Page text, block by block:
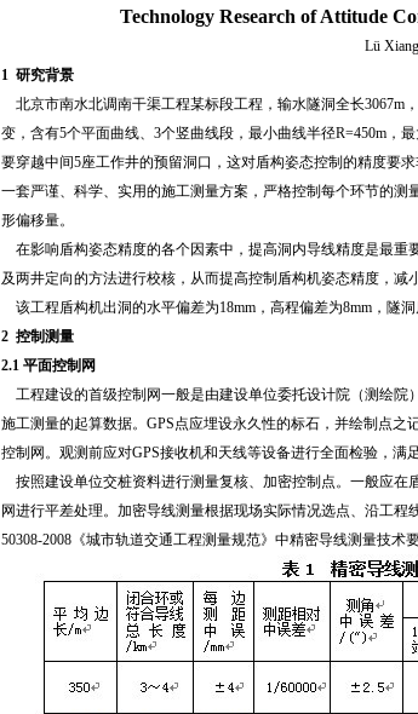
Technology Research of Attitude
Lü
1 研究背景
北京市南水北调南干渠工程某标段工程，输水隧洞全长3067m
变，含有5个平面曲线、3个竖曲线段，最小曲线半径R=450m，
要穿越中间5座工作井的预留洞口，这对盾构姿态控制的精度要
一套严谨、科学、实用的施工测量方案，严格控制每个环节的
形偏移量。
在影响盾构姿态精度的各个因素中，提高洞内导线精度是最重
及两井定向的方法进行校核，从而提高控制盾构机姿态精度，减
该工程盾构机出洞的水平偏差为18mm，高程偏差为8mm，隧洞
2 控制测量
2.1 平面控制网
工程建设的首级控制网一般是由建设单位委托设计院（测绘院
施工测量的起算数据。GPS点应埋设永久性的标石，并绘制点
控制网。观测前应对GPS接收机和天线等设备进行全面检验，满
按照建设单位交桩资料进行测量复核、加密控制点。一般应在
网进行平差处理。加密导线测量根据现场实际情况选点、沿工
50308-2008《城市轨道交通工程测量规范》中精密导线测量技术